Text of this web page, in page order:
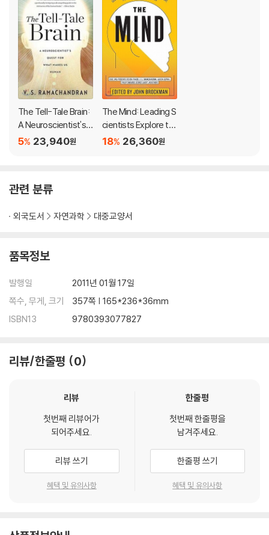
The Tell-Tale Brain:
A Neuroscientist's
Quest for What Mak
23,940원
5%
The Mind: Leading S
cientists Explore th
e Brain, Memory, Pe
26,360원
18%
관련 분류
외국도서 자연과학 대중교양서
품목정보
발행일
2011년 01월 17일
쪽수, 무게, 크기
357쪽 | 165*236*36mm
ISBN13
9780393077827
리뷰/한줄평 0
리뷰
첫번째 리뷰어가
되어주세요.
리뷰 쓰기
혜택 및 유의사항
한줄평
첫번째 한줄평을
남겨주세요.
한줄평 쓰기
혜택 및 유의사항